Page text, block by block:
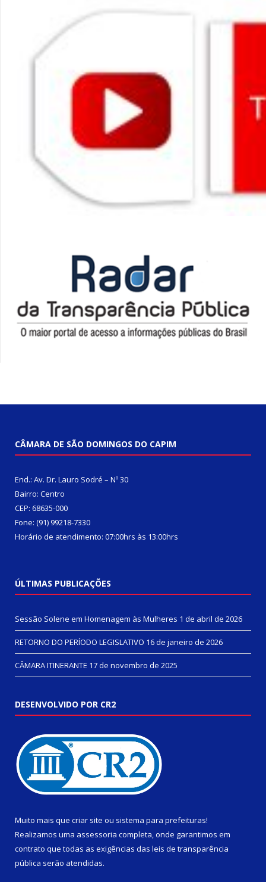
CÂMARA DE SÃO DOMINGOS DO CAPIM
End.: Av. Dr. Lauro Sodré – Nº 30
Bairro: Centro
CEP: 68635-000
Fone: (91) 99218-7330
Horário de atendimento: 07:00hrs às 13:00hrs
ÚLTIMAS PUBLICAÇÕES
Sessão Solene em Homenagem às Mulheres 1 de abril de 2026
RETORNO DO PERÍODO LEGISLATIVO 16 de janeiro de 2026
CÂMARA ITINERANTE 17 de novembro de 2025
DESENVOLVIDO POR CR2
Muito mais que criar site ou sistema para prefeituras!
Realizamos uma assessoria completa, onde garantimos em
contrato que todas as exigências das leis de transparência
pública serão atendidas.